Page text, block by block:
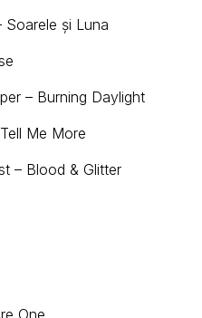
Soarele și Luna
– Burning Daylight
Me More
– Blood & Glitter
One